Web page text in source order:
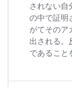
されない自
の中で証明
がてそのア
出される。
であること